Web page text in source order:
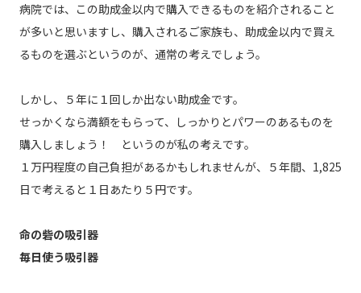
病院では、この助成金以内で購入できるものを紹介されること
が多いと思いますし、購入されるご家族も、助成金以内で買え
るものを選ぶというのが、通常の考えでしょう。
しかし、５年に１回しか出ない助成金です。
せっかくなら満額をもらって、しっかりとパワーのあるものを
購入しましょう！ というのが私の考えです。
１万円程度の自己負担があるかもしれませんが、５年間、1,825
日で考えると１日あたり５円です。
命の砦の吸引器
毎日使う吸引器